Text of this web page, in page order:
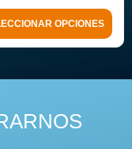
OPCIONES